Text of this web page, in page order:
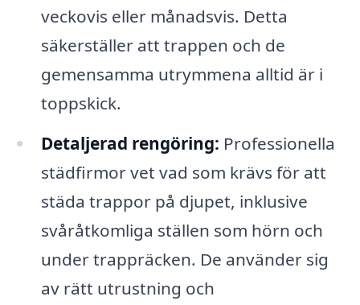
veckovis eller månadsvis. Detta
säkerställer att trappen och de
gemensamma utrymmena alltid är i
toppskick.
Detaljerad rengöring: Professionella
städfirmor vet vad som krävs för att
städa trappor på djupet, inklusive
svåråtkomliga ställen som hörn och
under trappräcken. De använder sig
av rätt utrustning och